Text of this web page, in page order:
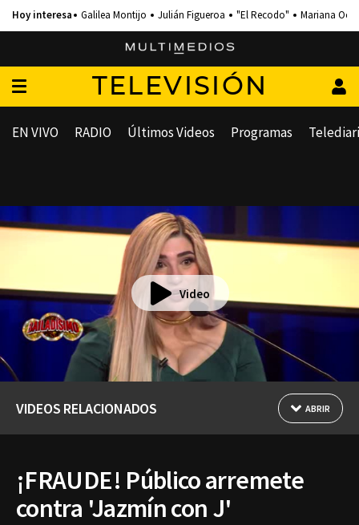
Galilea Montijo Julián Figueroa "El Recodo" Mariana
TELEVISIÓN
EN VIVO RADIO Últimos Videos Programas
Video
VIDEOS RELACIONADOS ABRIR
¡FRAUDE! Público arremete
contra 'Jazmín con J'